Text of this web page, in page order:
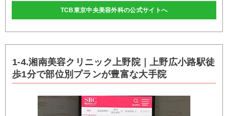
TCB東京中央美容外科の公式サイトへ
1-4.湘南美容クリニック上野院｜上野広小路駅徒
歩1分で部位別プランが豊富な大手院